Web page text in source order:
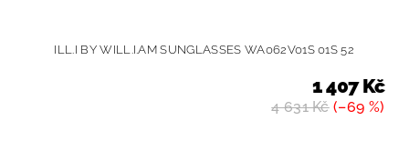
ILL.I BY WILL.I.AM SUNGLASSES WA062V01S 01S 52
4 631 Kč(–69 %)
1 407 Kč